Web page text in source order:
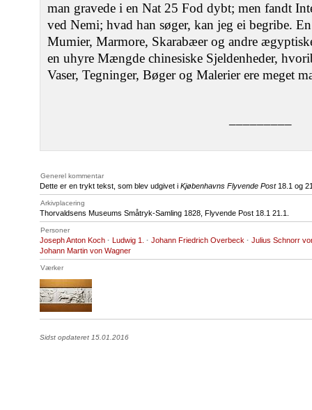
man gravede i en Nat 25 Fod dybt; men fandt
ved Nemi; hvad han søger, kan jeg ei begribe.
Mumier, Marmore, Skarabæer og andre
en uhyre Mængde chinesiske Sjeldenheder,
Vaser, Tegninger, Bøger og Malerier ere meget
–––––––––
Generel kommentar
Dette er en trykt tekst, som blev udgivet i Kjøbenhavns Flyvende Post18.1 og
Arkivplacering
Thorvaldsens Museums Småtryk-Samling 1828, Flyvende Post 18.1 21.1.
Personer
Joseph Anton Koch · Ludwig 1. · Johann Friedrich Overbeck · Julius Schnorr
Johann Martin von Wagner
Værker
Sidst opdateret 15.01.2016